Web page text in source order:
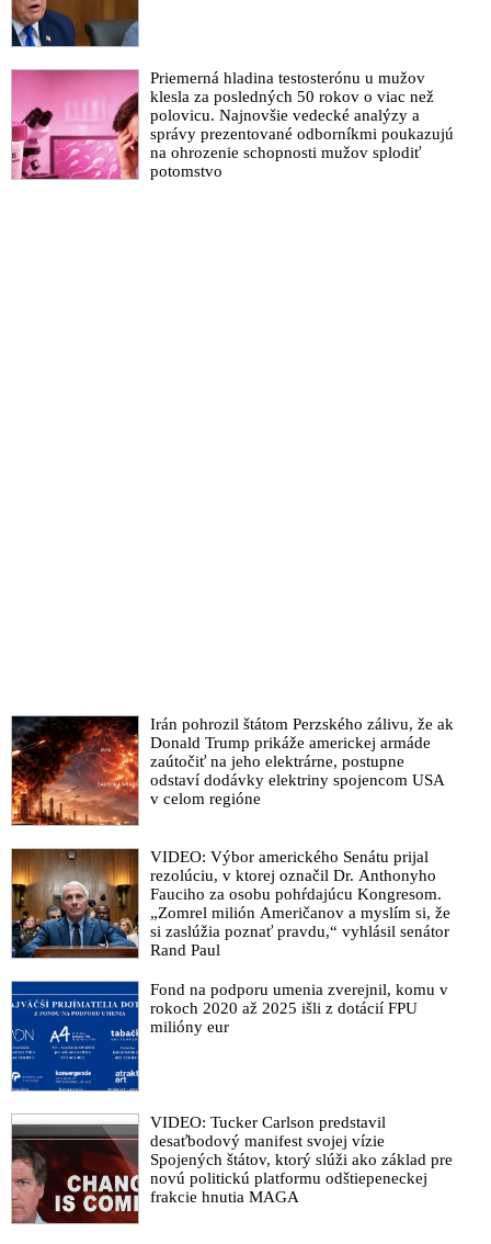
Priemerná hladina testosterónu u mužov
klesla za posledných 50 rokov o viac než
polovicu. Najnovšie vedecké analýzy a
správy prezentované odborníkmi poukazujú
na ohrozenie schopnosti mužov splodiť
potomstvo
Irán pohrozil štátom Perzského zálivu, že ak
Donald Trump prikáže americkej armáde
zaútočiť na jeho elektrárne, postupne
odstaví dodávky elektriny spojencom USA
v celom regióne
VIDEO: Výbor amerického Senátu prijal
rezolúciu, v ktorej označil Dr. Anthonyho
Fauciho za osobu pohŕdajúcu Kongresom.
„Zomrel milión Američanov a myslím si, že
si zaslúžia poznať pravdu,“ vyhlásil senátor
Rand Paul
Fond na podporu umenia zverejnil, komu v
rokoch 2020 až 2025 išli z dotácií FPU
milióny eur
VIDEO: Tucker Carlson predstavil
desaťbodový manifest svojej vízie
Spojených štátov, ktorý slúži ako základ pre
novú politickú platformu odštiepeneckej
frakcie hnutia MAGA